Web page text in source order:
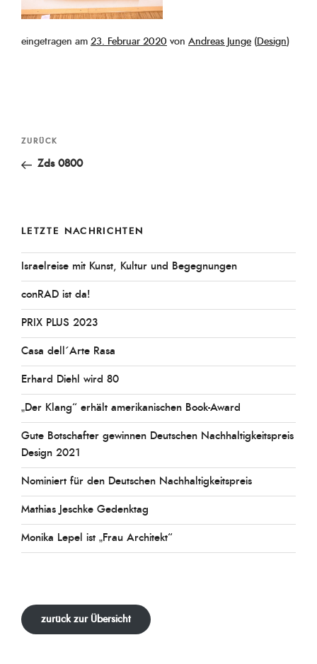
eingetragen am Veröffentlicht
23. Februar 2020 von Andreas Junge (Design)
Beitragsnavigation
Vorheriger
Beitrag
ZURÜCK
Zds 0800
LETZTE NACHRICHTEN
Israelreise mit Kunst, Kultur und Begegnungen
conRAD ist da!
PRIX PLUS 2023
Casa dell´Arte Rasa
Erhard Diehl wird 80
„Der Klang“ erhält amerikanischen Book-Award
Gute Botschafter gewinnen Deutschen Nachhaltigkeitspreis
Design 2021
Nominiert für den Deutschen Nachhaltigkeitspreis
Mathias Jeschke Gedenktag
Monika Lepel ist „Frau Architekt“
zurück zur Übersicht